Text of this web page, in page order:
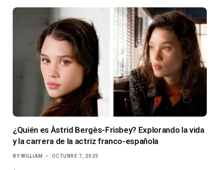
¿Quién es Àstrid Bergès-Frisbey? Explorando la vida
y la carrera de la actriz franco-española
BY WILLIAM OCTUBRE 7, 2025